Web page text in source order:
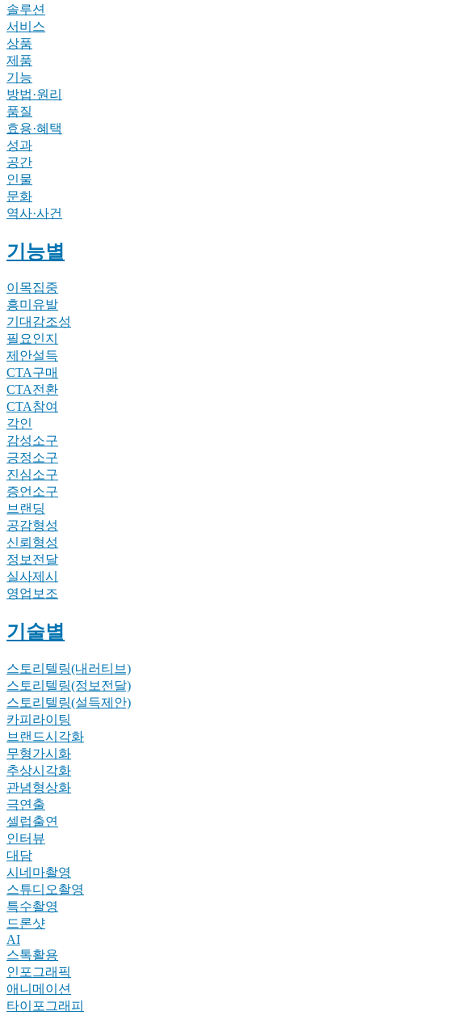
솔루션
서비스
상품
제품
기능
방법·원리
품질
효용·혜택
성과
공간
인물
문화
역사·사건
기능별
이목집중
흥미유발
기대감조성
필요인지
제안설득
CTA구매
CTA전환
CTA참여
각인
감성소구
긍정소구
진심소구
증언소구
브랜딩
공감형성
신뢰형성
정보전달
실사제시
영업보조
기술별
스토리텔링(내러티브)
스토리텔링(정보전달)
스토리텔링(설득제안)
카피라이팅
브랜드시각화
무형가시화
추상시각화
관념형상화
극연출
셀럽출연
인터뷰
대담
시네마촬영
스튜디오촬영
특수촬영
드론샷
AI
스톡활용
인포그래픽
애니메이션
타이포그래피